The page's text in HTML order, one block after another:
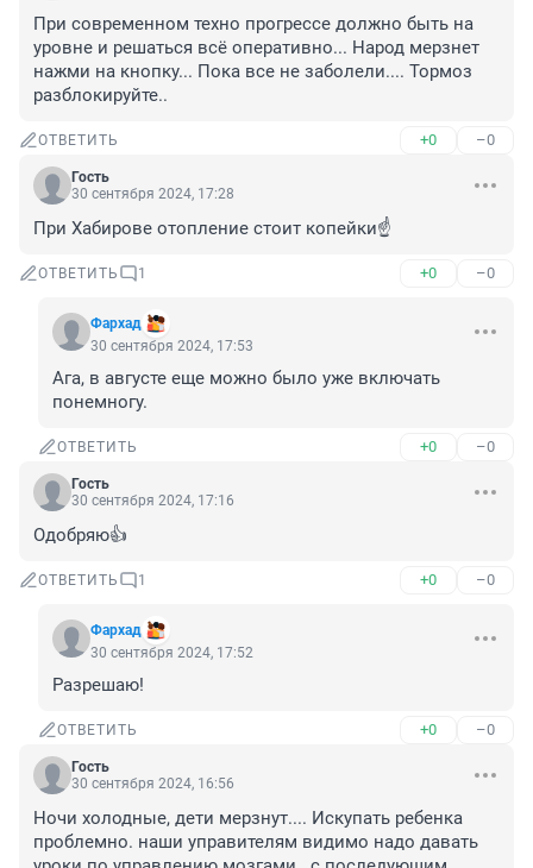
При современном техно прогрессе должно быть на
уровне и решаться всё оперативно... Народ мерзнет
нажми на кнопку... Пока все не заболели.... Тормоз
разблокируйте..
ОТВЕТИТЬ +0 –0
Гость
30 сентября 2024, 17:28
При Хабирове отопление стоит копейки☝️
ОТВЕТИТЬ 1 +0 –0
Фархад
30 сентября 2024, 17:53
Ага, в августе еще можно было уже включать
понемногу.
ОТВЕТИТЬ +0 –0
Гость
30 сентября 2024, 17:16
Одобряю👍
ОТВЕТИТЬ 1 +0 –0
Фархад
30 сентября 2024, 17:52
Разрешаю!
ОТВЕТИТЬ +0 –0
Гость
30 сентября 2024, 16:56
Ночи холодные, дети мерзнут.... Искупать ребенка
проблемно. наши управителям видимо надо давать